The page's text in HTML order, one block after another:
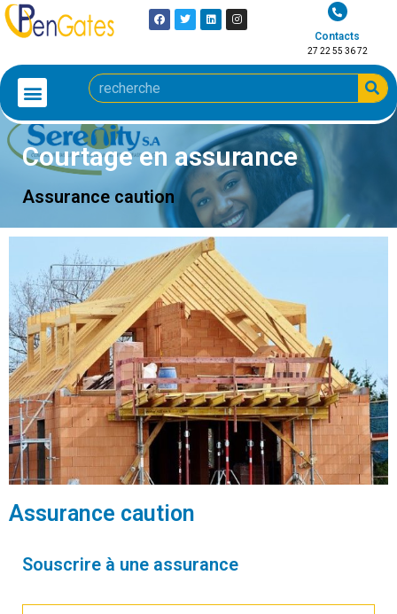
Contacts
27 22 55 36 72
Courtage en assurance
Assurance caution
Assurance caution
Souscrire à une assurance